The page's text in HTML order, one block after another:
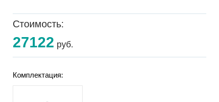
Стоимость:
27122 руб.
Комплектация: